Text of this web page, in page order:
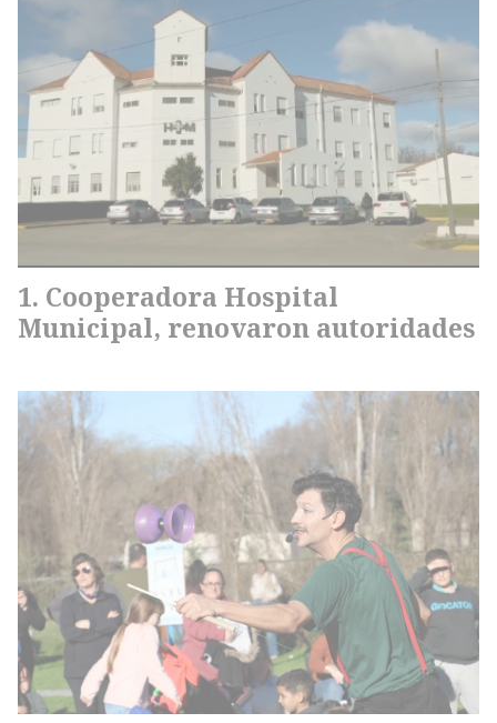
Cooperadora Hospital
Municipal, renovaron autoridades